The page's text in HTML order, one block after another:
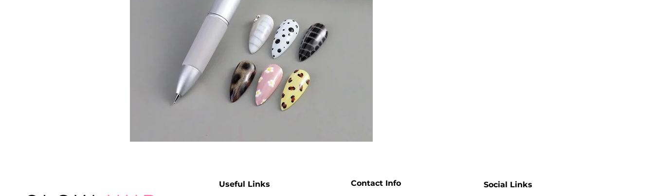
Useful Links
Contact Info
Social Links